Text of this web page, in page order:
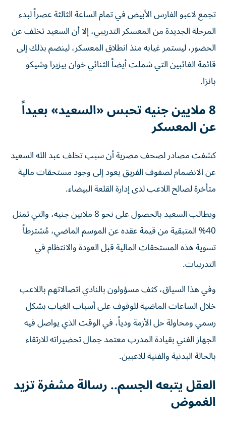
تجمع لاعبو الفارس الأبيض في تمام الساعة الثالثة عصراً لبدء
المرحلة الجديدة من المعسكر التدريبي، إلا أن السعيد تخلف عن
الحضور، ليستمر غيابه منذ انطلاق المعسكر، لينضم بذلك إلى
قائمة الغائبين التي شملت أيضاً الثنائي خوان بيزيرا وشيكو
بانزا.
8 ملايين جنيه تحبس «السعيد» بعيداً
عن المعسكر
كشفت مصادر لصحف مصرية أن سبب تخلف عبد الله السعيد
عن الانضمام لصفوف الفريق يعود إلى وجود مستحقات مالية
متأخرة لصالح اللاعب لدى إدارة القلعة البيضاء.
ويطالب السعيد بالحصول على نحو 8 ملايين جنيه، والتي تمثل
40% المتبقية من قيمة عقده عن الموسم الماضي، مُشترطاً
تسوية هذه المستحقات المالية قبل العودة والانتظام في
التدريبات.
وفي هذا السياق، كثف مسؤولون بالنادي اتصالاتهم باللاعب
خلال الساعات الماضية للوقوف على أسباب الغياب بشكل
رسمي ومحاولة حل الأزمة ودياً، في الوقت الذي يواصل فيه
الجهاز الفني بقيادة المدرب معتمد جمال تحضيراته للارتقاء
بالحالة البدنية والفنية للاعبين.
العقل يتبعه الجسم.. رسالة مشفرة تزيد
الغموض